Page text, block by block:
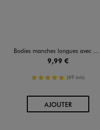
Bodies manches longues avec messages bébé fille (lot de 3)
9,99 €
5/5 de moyenne
(69 avis)
AJOUTERAU PANIER